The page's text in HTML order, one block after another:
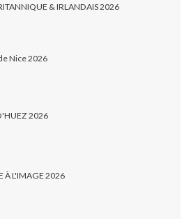
& IRLANDAIS 2026
Nice 2026
2026
À L'IMAGE 2026